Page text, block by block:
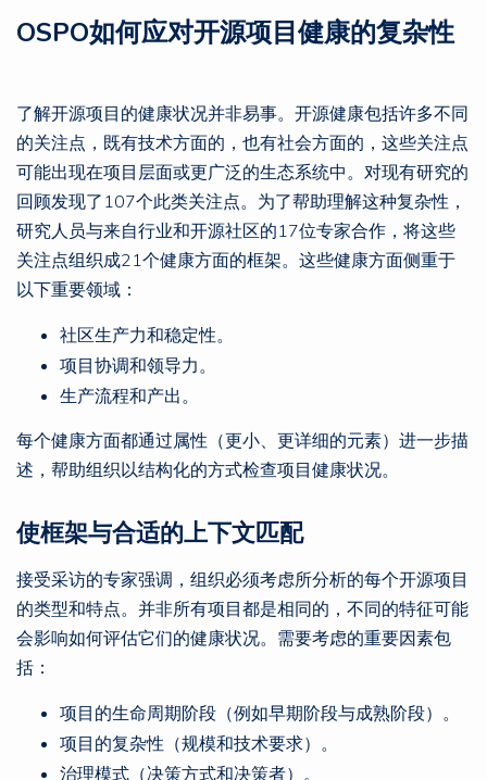
OSPO如何应对开源项目健康的复杂性
了解开源项目的健康状况并非易事。开源健康包括许多不同
的关注点，既有技术方面的，也有社会方面的，这些关注点
可能出现在项目层面或更广泛的生态系统中。对现有研究的
回顾发现了107个此类关注点。为了帮助理解这种复杂性，
研究人员与来自行业和开源社区的17位专家合作，将这些
关注点组织成21个健康方面的框架。这些健康方面侧重于
以下重要领域：
社区生产力和稳定性。
项目协调和领导力。
生产流程和产出。
每个健康方面都通过属性（更小、更详细的元素）进一步描
述，帮助组织以结构化的方式检查项目健康状况。
使框架与合适的上下文匹配
接受采访的专家强调，组织必须考虑所分析的每个开源项目
的类型和特点。并非所有项目都是相同的，不同的特征可能
会影响如何评估它们的健康状况。需要考虑的重要因素包
括：
项目的生命周期阶段（例如早期阶段与成熟阶段）。
项目的复杂性（规模和技术要求）。
治理模式（决策方式和决策者）。